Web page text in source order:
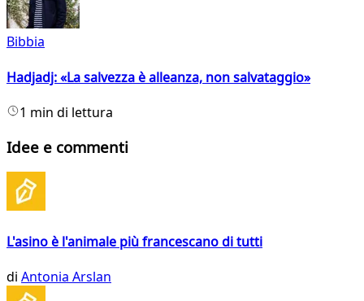
Bibbia
Hadjadj: «La salvezza è alleanza, non salvataggio»
1 min di lettura
Idee e commenti
L'asino è l'animale più francescano di tutti
di Antonia Arslan